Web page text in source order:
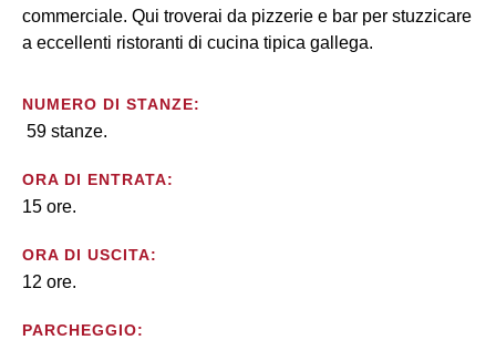
commerciale. Qui troverai da pizzerie e bar per stuzzicare
a eccellenti ristoranti di cucina tipica gallega.
NUMERO DI STANZE:
59 stanze.
ORA DI ENTRATA:
15 ore.
ORA DI USCITA:
12 ore.
PARCHEGGIO: